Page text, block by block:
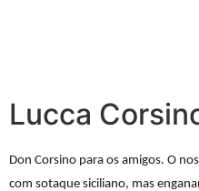
Lucca
Don Corsino para os amigos. O
com sotaque siciliano, mas